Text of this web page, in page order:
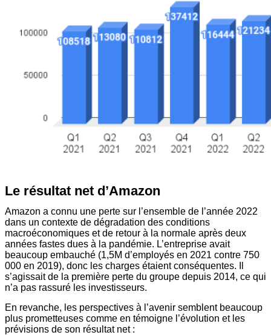
Le résultat net d’Amazon
Amazon a connu une perte sur l’ensemble de l’année 2022
dans un contexte de dégradation des conditions
macroéconomiques et de retour à la normale après deux
années fastes dues à la pandémie. L’entreprise avait
beaucoup embauché (1,5M d’employés en 2021 contre 750
000 en 2019), donc les charges étaient conséquentes. Il
s’agissait de la première perte du groupe depuis 2014, ce qui
n’a pas rassuré les investisseurs.
En revanche, les perspectives à l’avenir semblent beaucoup
plus prometteuses comme en témoigne l’évolution et les
prévisions de son résultat net :